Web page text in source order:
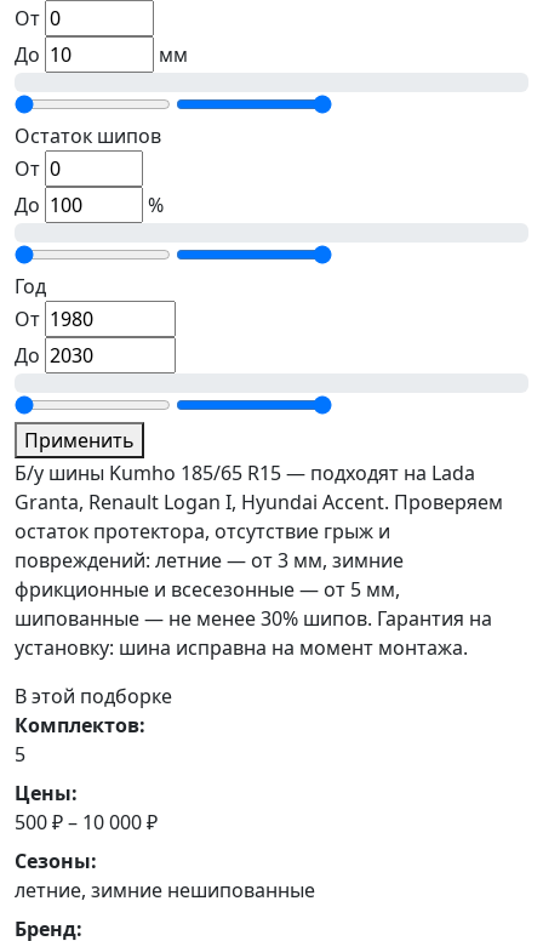
От
До
мм
Остаток шипов
От
До
%
Год
От
До
Применить
Б/у шины Kumho 185/65 R15 — подходят на Lada
Granta, Renault Logan I, Hyundai Accent. Проверяем
остаток протектора, отсутствие грыж и
повреждений: летние — от 3 мм, зимние
фрикционные и всесезонные — от 5 мм,
шипованные — не менее 30% шипов. Гарантия на
установку: шина исправна на момент монтажа.
В этой подборке
Комплектов:
5
Цены:
500 ₽ – 10 000 ₽
Сезоны:
летние, зимние нешипованные
Бренд: